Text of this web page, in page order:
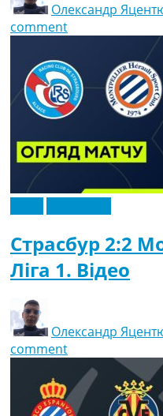
Олександр
comment
Страсбур 2:2
Ліга 1. Відео
Олександр
comment